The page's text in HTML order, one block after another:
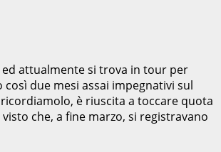
ed attualmente si trova in tour per
due mesi assai impegnativi sul
è riuscita a toccare quota
che, a fine marzo, si registravano